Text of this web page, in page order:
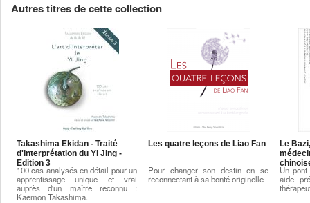
Autres titres de cette collection
Takashima Ekidan - Traité
d'interprétation du Yi Jing -
Edition 3
100 cas analysés en détail pour un
apprentissage unique et vrai
auprès d'un maître reconnu :
Kaemon Takashima.
Les quatre leçons de Liao Fan
Pour changer son destin en se
reconnectant à sa bonté originelle
Le
Un
aide